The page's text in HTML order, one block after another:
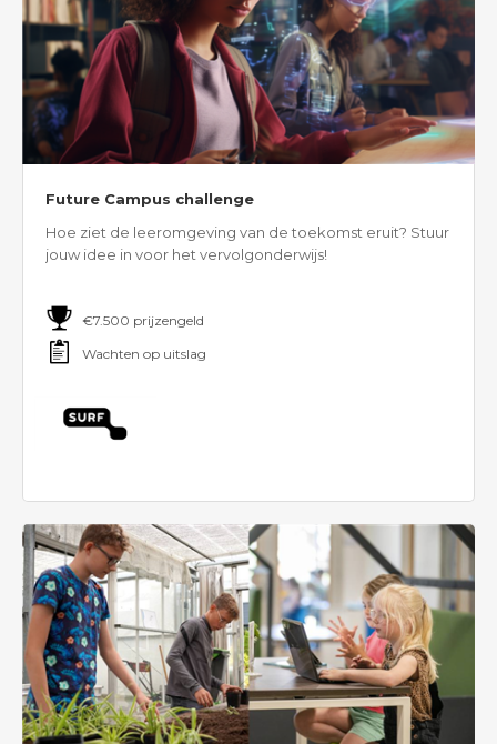
Future Campus challenge
Hoe ziet de leeromgeving van de toekomst eruit? Stuur
jouw idee in voor het vervolgonderwijs!
€7.500 prijzengeld
Wachten op uitslag